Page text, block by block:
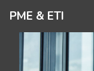
PME & ETI